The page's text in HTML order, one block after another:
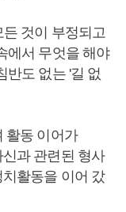
든 것이 부정되고
에서 무엇을 해야
반도 없는 '길 없
활동 이어가
과 관련된 형사
활동을 이어 갔